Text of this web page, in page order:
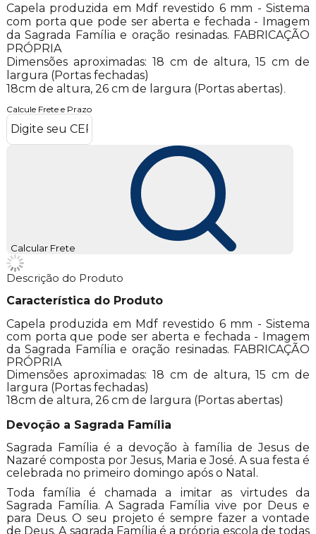
Capela produzida em Mdf revestido 6 mm - Sistema
com porta que pode ser aberta e fechada - Imagem
da Sagrada Família e oração resinadas. FABRICAÇÃO
PRÓPRIA
Dimensões aproximadas: 18 cm de altura, 15 cm de
largura (Portas fechadas)
18cm de altura, 26 cm de largura (Portas abertas)
Calcule Frete e Prazo
Calcular Frete
Descrição do Produto
Característica do Produto
Capela produzida em Mdf revestido 6 mm - Sistema
com porta que pode ser aberta e fechada - Imagem
da Sagrada Família e oração resinadas. FABRICAÇÃO
PRÓPRIA
Dimensões aproximadas: 18 cm de altura, 15 cm de
largura (Portas fechadas)
18cm de altura, 26 cm de largura (Portas abertas)
Devoção a Sagrada Família
Sagrada Família é a devoção à família de Jesus de
Nazaré composta por Jesus, Maria e José. A sua festa é
celebrada no primeiro domingo após o Natal.
Toda família é chamada a imitar as virtudes da
Sagrada Família. A Sagrada Família vive por Deus e
para Deus. O seu projeto é sempre fazer a vontade
de Deus. A sagrada Família é a própria escola de todas